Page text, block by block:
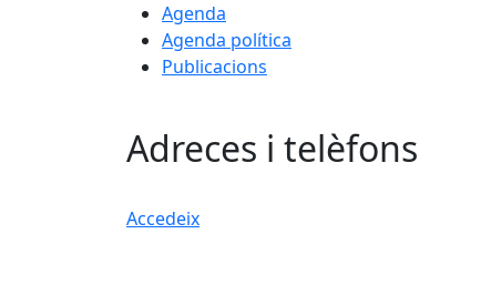
Agenda
Agenda política
Publicacions
Adreces i telèfons
Accedeix